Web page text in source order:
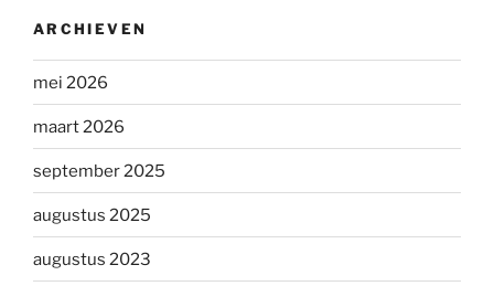
ARCHIEVEN
mei 2026
maart 2026
september 2025
augustus 2025
augustus 2023